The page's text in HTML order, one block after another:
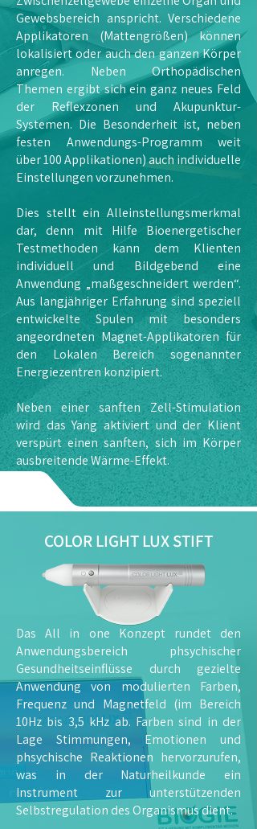
Gewebsbereich anspricht. Verschiedene
Applikatoren (Mattengrößen) können
lokalisiert oder auch den ganzen Körper
anregen. Neben Orthopädischen
Themen ergibt sich ein ganz neues Feld
der Reflexzonen und Akupunktur-
Systemen. Die Besonderheit ist, neben
festen Anwendungs-Programm weit
über 100 Applikationen) auch individuelle
Einstellungen vorzunehmen.
Dies stellt ein Alleinstellungsmerkmal
dar, denn mit Hilfe Bioenergetischer
Testmethoden kann dem Klienten
individuell und Bildgebend eine
Anwendung „maßgeschneidert werden“.
Aus langjähriger Erfahrung sind speziell
entwickelte Spulen mit besonders
angeordneten Magnet-Applikatoren für
den Lokalen Bereich sogenannter
Energiezentren konzipiert.
Neben einer sanften Zell-Stimulation
wird das Yang aktiviert und der Klient
verspürt einen sanften, sich im Körper
ausbreitende Wärme-Effekt.
Das All in one Konzept rundet den
Anwendungsbereich phsychischer
Gesundheitseinflüsse durch gezielte
Anwendung von modulierten Farben,
Frequenz und Magnetfeld (im Bereich
10Hz bis 3,5 kHz ab. Farben sind in der
Lage Stimmungen, Emotionen und
phsychische Reaktionen hervorzurufen,
was in der Naturheilkunde ein
Instrument zur unterstützenden
Selbstregulation des Organismus dient.
COLOR LIGHT LUX STIFT